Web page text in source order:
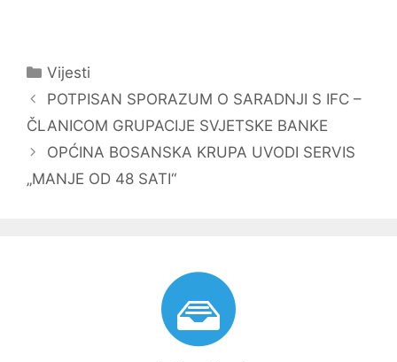
Kategorije
Vijesti
Navigacija
objava
POTPISAN SPORAZUM O SARADNJI S IFC –
ČLANICOM GRUPACIJE SVJETSKE BANKE
OPĆINA BOSANSKA KRUPA UVODI SERVIS
„MANJE OD 48 SATI“